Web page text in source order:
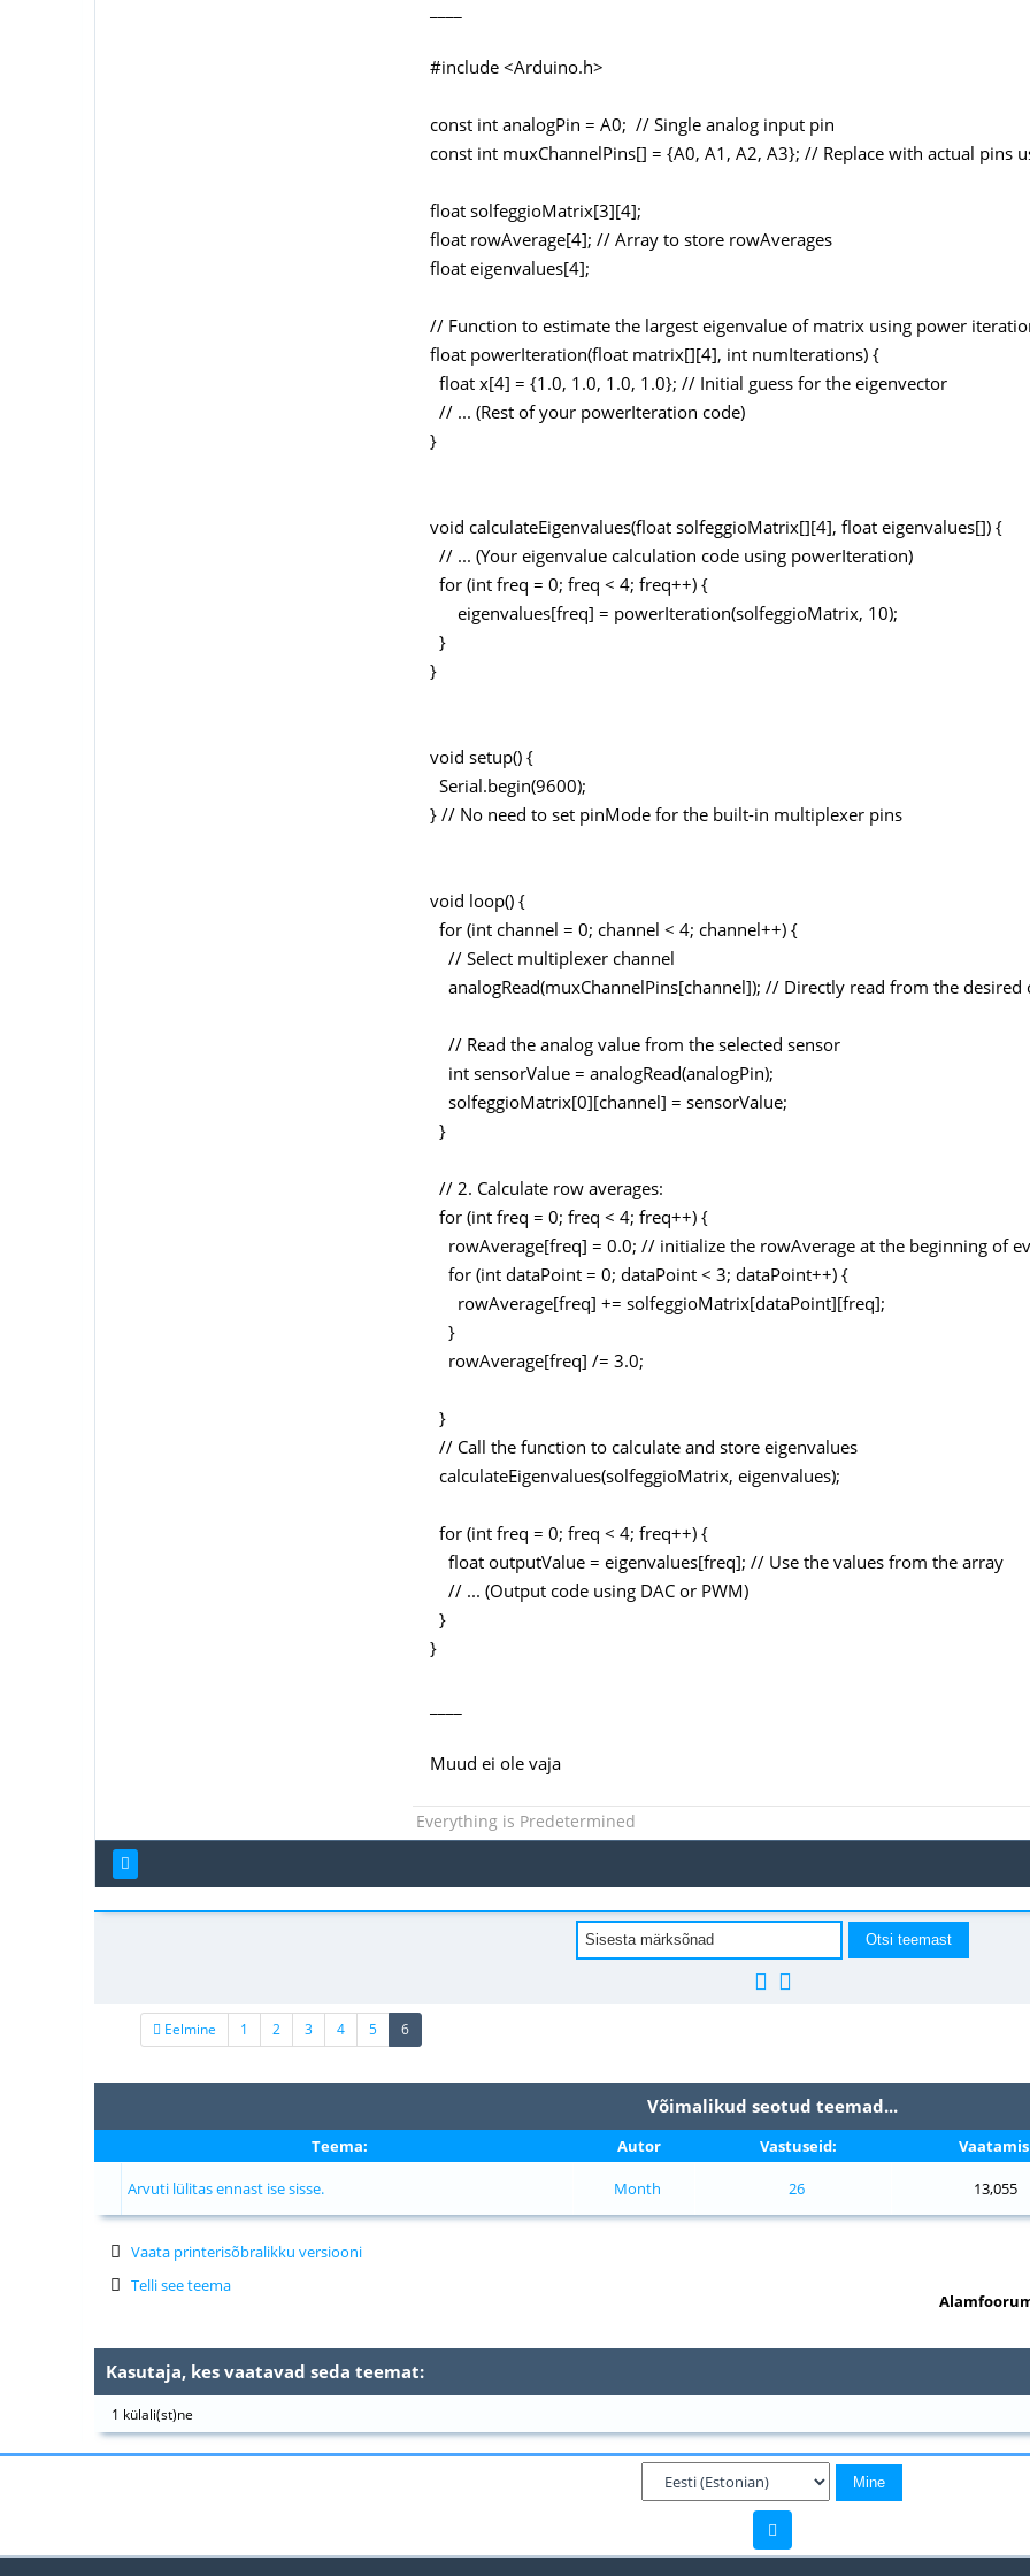
#include <Arduino.h>
const int analogPin = A0; // Single analog input pin
const int muxChannelPins[] = {A0, A1, A2, A3}; // Replace with actual pins
float solfeggioMatrix[3][4];
float rowAverage[4]; // Array to store rowAverages
float eigenvalues[4];
// Function to estimate the largest eigenvalue of matrix using power
float powerIteration(float matrix[][4], int numIterations) {
float x[4] = {1.0, 1.0, 1.0, 1.0}; // Initial guess for the eigenvector
// ... (Rest of your powerIteration code)
}
void calculateEigenvalues(float solfeggioMatrix[][4], float eigenvalues[]) {
// ... (Your eigenvalue calculation code using powerIteration)
for (int freq = 0; freq < 4; freq++) {
eigenvalues[freq] = powerIteration(solfeggioMatrix, 10);
}
}
void setup() {
Serial.begin(9600);
} // No need to set pinMode for the built-in multiplexer pins
void loop() {
for (int channel = 0; channel < 4; channel++) {
// Select multiplexer channel
analogRead(muxChannelPins[channel]); // Directly read from the desired
// Read the analog value from the selected sensor
int sensorValue = analogRead(analogPin);
solfeggioMatrix[0][channel] = sensorValue;
}
// 2. Calculate row averages:
for (int freq = 0; freq < 4; freq++) {
rowAverage[freq] = 0.0; // initialize the rowAverage at the beginning of
for (int dataPoint = 0; dataPoint < 3; dataPoint++) {
rowAverage[freq] += solfeggioMatrix[dataPoint][freq];
}
rowAverage[freq] /= 3.0;
}
// Call the function to calculate and store eigenvalues
calculateEigenvalues(solfeggioMatrix, eigenvalues);
for (int freq = 0; freq < 4; freq++) {
float outputValue = eigenvalues[freq]; // Use the values from the array
// ... (Output code using DAC or PWM)
}
}
Muud ei ole vaja
Everything is Predetermined
Eelmine 1 2 3 4 5 6(current)
Võimalikud seotud teemad...
Teema: Autor Vastuseid:
Arvuti lülitas ennast ise sisse. Month 26 13,055
Vaata printerisõbralikku versiooni
Telli see teema
Kasutaja, kes vaatavad seda teemat:
1 külali(st)ne